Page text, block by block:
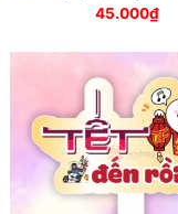
45.000₫